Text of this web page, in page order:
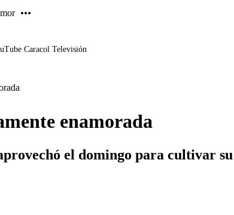
Caracol Televisión
enamorada
el domingo para cultivar